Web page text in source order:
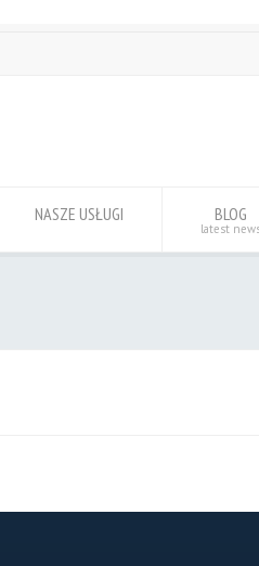
NASZE USŁUGI BLOG
latest